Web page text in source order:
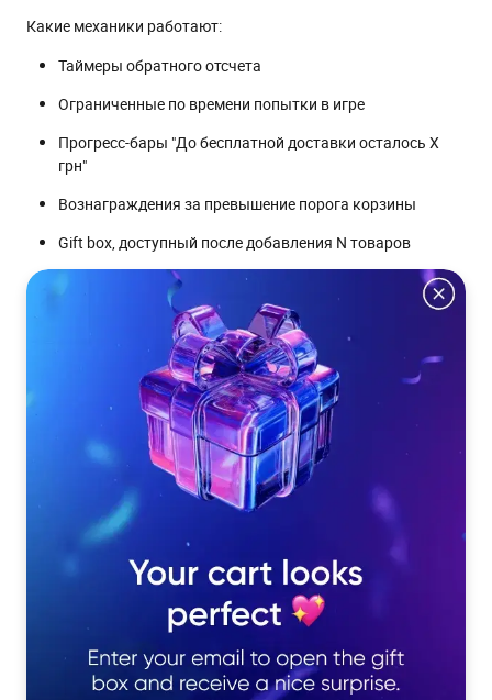
Какие механики работают:
Таймеры обратного отсчета
Ограниченные по времени попытки в игре
Прогресс-бары "До бесплатной доставки осталось X
грн"
Вознаграждения за превышение порога корзины
Gift box, доступный после добавления N товаров